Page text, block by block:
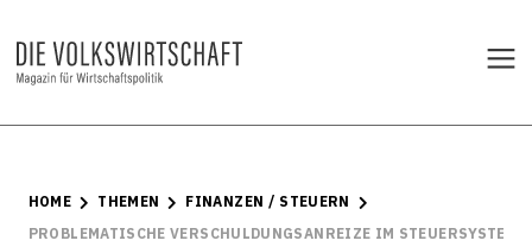
HOME THEMEN
FINANZEN / STEUERN
PROBLEMATISCHE VERSCHULDUNGSANREIZE IM STEUERSYSTEM